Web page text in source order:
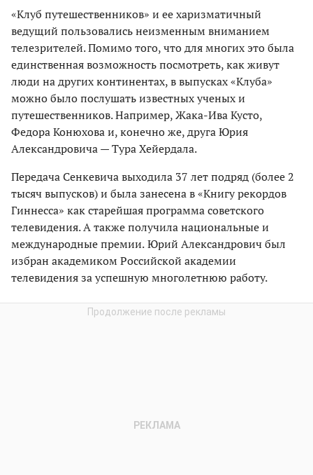
«Клуб путешественников» и ее харизматичный
ведущий пользовались неизменным вниманием
телезрителей. Помимо того, что для многих это была
единственная возможность посмотреть, как живут
люди на других континентах, в выпусках «Клуба»
можно было послушать известных ученых и
путешественников. Например, Жака-Ива Кусто,
Федора Конюхова и, конечно же, друга Юрия
Александровича — Тура Хейердала.
Передача Сенкевича выходила 37 лет подряд (более 2
тысяч выпусков) и была занесена в «Книгу рекордов
Гиннесса» как старейшая программа советского
телевидения. А также получила национальные и
международные премии.Юрий Александрович был
избран академиком Российской академии
телевидения за успешную многолетнюю работу.